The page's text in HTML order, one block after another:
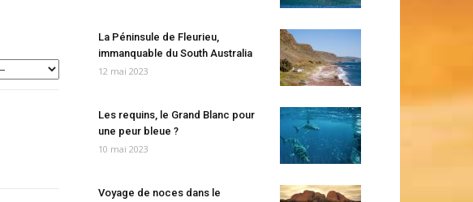
La Péninsule de Fleurieu,
immanquable du South Australia
12 mai 2023
Les requins, le Grand Blanc pour
une peur bleue ?
10 mai 2023
Voyage de noces dans le